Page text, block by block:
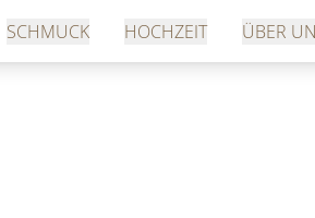
SCHMUCK HOCHZEIT ÜBER